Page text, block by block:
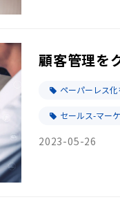
顧客管理を
ペーパーレス
セールス-マー
2023-05-26